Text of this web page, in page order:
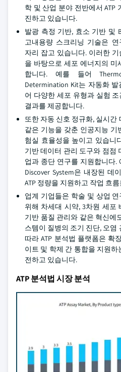
학 및 산업 분야 전반에서 ATP
진하고 있습니다.
발광 측정 기반, 효소 기반 및
고내용량 스크리닝 기술은
자리 잡고 있습니다. 이러한
을 바탕으로 세포 에너지의 미
합니다. 예를 들어
Determination Kit는 자동화
어 다양한 세포 유형과 실험
결과를 제공합니다.
또한 자동 신호 정규화, 실시
같은 기능을 갖춘 인공지능 기
험실 효율성을 높이고 있습니
기반 데이터 관리 도구와 점점
업과 종단 연구를 지원합니다.
Discover System은 내장된 데
ATP 정량을 지원하고 작업 흐
업계 기업들은 학술 및 상업
위해 차세대 시약, 3차원 세포
기반 품질 관리와 같은 혁신에
스템이 질병의 조기 진단, 오염
따라 ATP 분석법 플랫폼은 확
이트 및 학제 간 통합을 지원
전하고 있습니다.
ATP 분석법 시장 분석